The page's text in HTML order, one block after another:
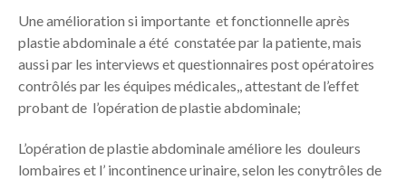
Une amélioration si importante et fonctionnelle après
plastie abdominale a été constatée par la patiente, mais
aussi par les interviews et questionnaires post opératoires
contrôlés par les équipes médicales,, attestant de l’effet
probant de l’opération de plastie abdominale;
L’opération de plastie abdominale améliore les douleurs
lombaires et l’ incontinence urinaire, selon les conytrôles de